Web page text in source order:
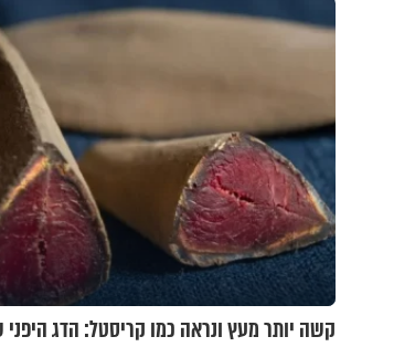
קשה יותר מעץ ונראה כמו קריסטל: הדג